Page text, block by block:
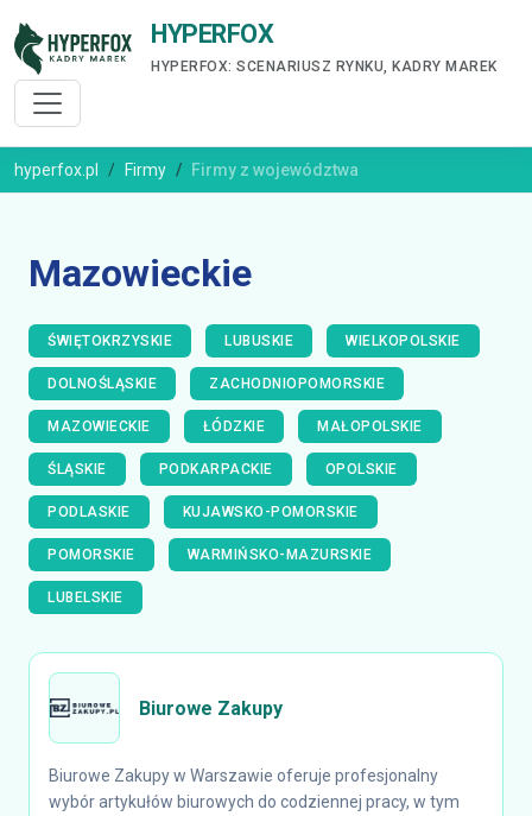
HYPERFOX
HYPERFOX: SCENARIUSZ RYNKU, KADRY MAREK
hyperfox.pl Firmy Firmy z województwa
Mazowieckie
ŚWIĘTOKRZYSKIE LUBUSKIE WIELKOPOLSKIE
DOLNOŚLĄSKIE ZACHODNIOPOMORSKIE
MAZOWIECKIE ŁÓDZKIE MAŁOPOLSKIE
ŚLĄSKIE PODKARPACKIE OPOLSKIE
PODLASKIE KUJAWSKO-POMORSKIE
POMORSKIE WARMIŃSKO-MAZURSKIE
LUBELSKIE
Biurowe Zakupy
Biurowe Zakupy w Warszawie oferuje profesjonalny
wybór artykułów biurowych do codziennej pracy, w tym